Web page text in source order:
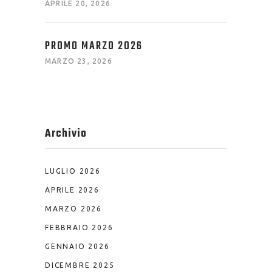
APRILE 20, 2026
PROMO MARZO 2026
MARZO 23, 2026
Archivio
LUGLIO 2026
APRILE 2026
MARZO 2026
FEBBRAIO 2026
GENNAIO 2026
DICEMBRE 2025